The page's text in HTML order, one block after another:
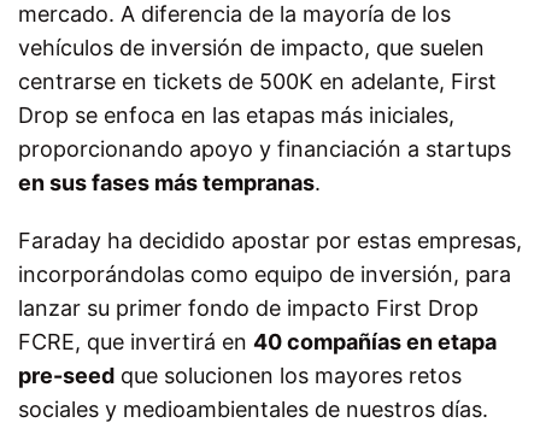
mercado. A diferencia de la mayoría de los
vehículos de inversión de impacto, que suelen
centrarse en tickets de 500K en adelante, First
Drop se enfoca en las etapas más iniciales,
proporcionando apoyo y financiación a startups
en sus fases más tempranas.
Faraday ha decidido apostar por estas empresas,
incorporándolas como equipo de inversión, para
lanzar su primer fondo de impacto First Drop
FCRE, que invertirá en 40 compañías en etapa
pre-seed que solucionen los mayores retos
sociales y medioambientales de nuestros días.